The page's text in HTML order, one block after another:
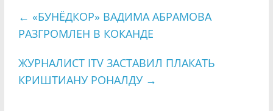
← «БУНЁДКОР» ВАДИМА АБРАМОВА
РАЗГРОМЛЕН В КОКАНДЕ
ЖУРНАЛИСТ ITV ЗАСТАВИЛ ПЛАКАТЬ
КРИШТИАНУ РОНАЛДУ →